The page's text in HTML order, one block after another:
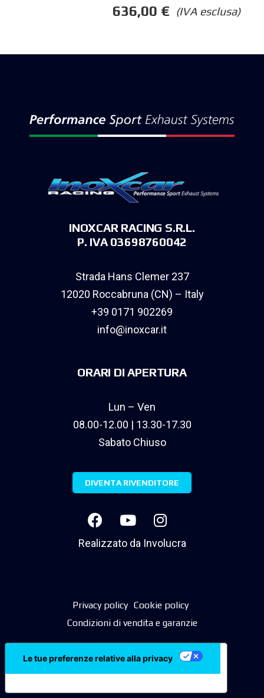
(IVA esclusa)
636,00 €
INOXCAR RACING S.R.L.
P. IVA 03698760042
Strada Hans Clemer 237
12020 Roccabruna (CN) – Italy
+39 0171 902269
info@inoxcar.it
ORARI DI APERTURA
Lun – Ven
08.00-12.00 | 13.30-17.30
Sabato Chiuso
DIVENTA RIVENDITORE
Realizzato da Involucra
Privacy policy Cookie policy
Condizioni di vendita e garanzie
Le tue preferenze relative alla privacy